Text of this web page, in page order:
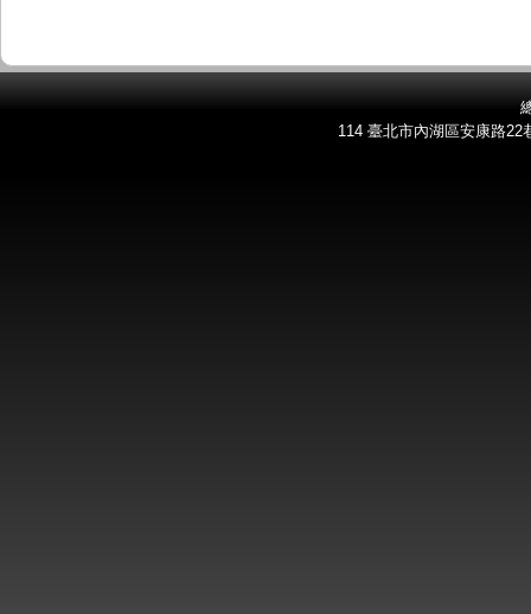
114 臺北市內湖區安康路22